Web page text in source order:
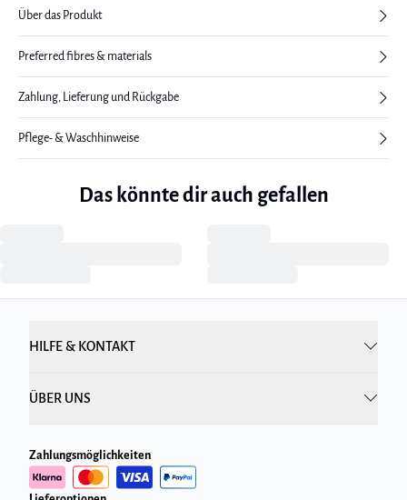
Über das Produkt
Preferred fibres & materials
Zahlung, Lieferung und Rückgabe
Pflege- & Waschhinweise
Das könnte dir auch gefallen
HILFE & KONTAKT
ÜBER UNS
Zahlungsmöglichkeiten